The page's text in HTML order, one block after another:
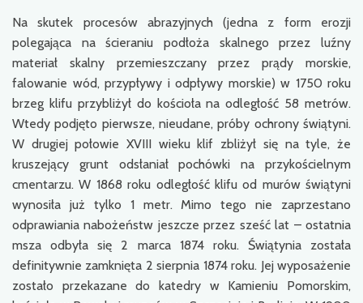
Na skutek procesów abrazyjnych (jedna z form erozji
polegająca na ścieraniu podłoża skalnego przez luźny
materiał skalny przemieszczany przez prądy morskie,
falowanie wód, przypływy i odpływy morskie) w 1750 roku
brzeg klifu przybliżył do kościoła na odległość 58 metrów.
Wtedy podjęto pierwsze, nieudane, próby ochrony świątyni.
W drugiej połowie XVIII wieku klif zbliżył się na tyle, że
kruszejący grunt odsłaniał pochówki na przykościelnym
cmentarzu. W 1868 roku odległość klifu od murów świątyni
wynosiła już tylko 1 metr. Mimo tego nie zaprzestano
odprawiania nabożeństw jeszcze przez sześć lat – ostatnia
msza odbyła się 2 marca 1874 roku. Świątynia została
definitywnie zamknięta 2 sierpnia 1874 roku. Jej wyposażenie
zostało przekazane do katedry w Kamieniu Pomorskim,